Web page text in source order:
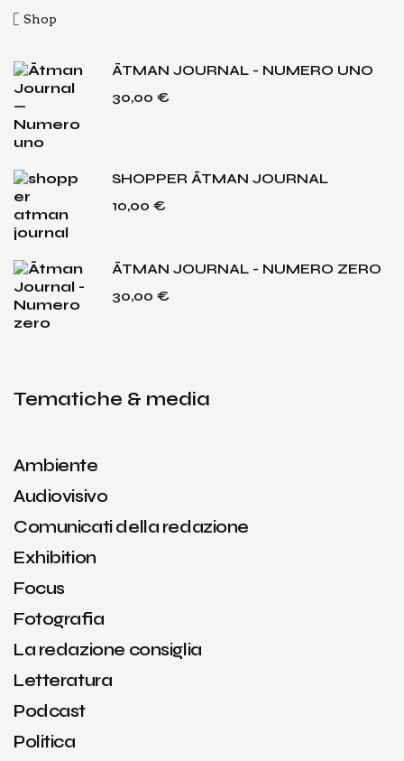
Shop
ĀTMAN JOURNAL - NUMERO UNO
30,00 €
SHOPPER ĀTMAN JOURNAL
10,00 €
ĀTMAN JOURNAL - NUMERO ZERO
30,00 €
Tematiche & media
Ambiente
Audiovisivo
Comunicati della redazione
Exhibition
Focus
Fotografia
La redazione consiglia
Letteratura
Podcast
Politica